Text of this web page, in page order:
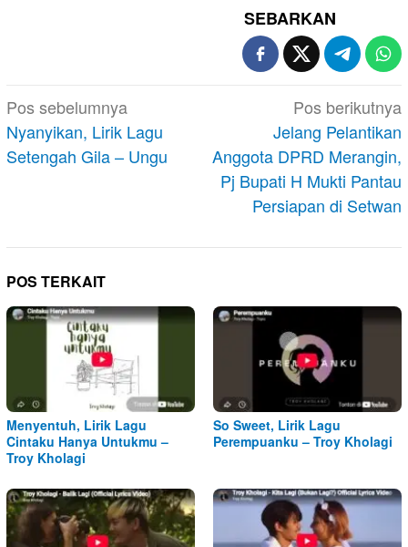
SEBARKAN
Navigasi
pos
Pos sebelumnya
Nyanyikan, Lirik Lagu
Setengah Gila – Ungu
Pos berikutnya
Jelang Pelantikan
Anggota DPRD Merangin,
Pj Bupati H Mukti Pantau
Persiapan di Setwan
POS TERKAIT
Menyentuh, Lirik Lagu
Cintaku Hanya Untukmu –
Troy Kholagi
So Sweet, Lirik Lagu
Perempuanku – Troy Kholagi